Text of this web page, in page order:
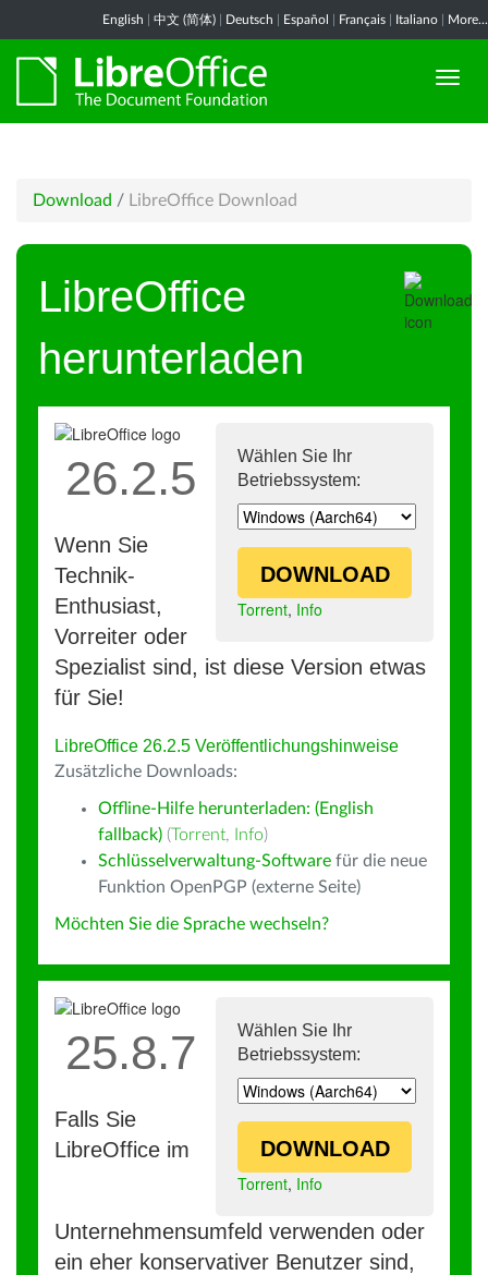
English 中文 (简体) Deutsch Español Français Italiano More...
Download / LibreOffice Download
LibreOffice
herunterladen
Wählen Sie Ihr
Betriebssystem:
DOWNLOAD
Torrent, Info
26.2.5
Wenn Sie
Technik-
Enthusiast,
Vorreiter oder
Spezialist sind, ist diese Version etwas
für Sie!
LibreOffice 26.2.5 Veröffentlichungshinweise
Zusätzliche Downloads:
Offline-Hilfe herunterladen: (English
fallback) (Torrent, Info)
Schlüsselverwaltung-Software für die neue
Funktion OpenPGP (externe Seite)
Möchten Sie die Sprache wechseln?
Wählen Sie Ihr
Betriebssystem:
DOWNLOAD
Torrent, Info
25.8.7
Falls Sie
LibreOffice im
Unternehmensumfeld verwenden oder
ein eher konservativer Benutzer sind,